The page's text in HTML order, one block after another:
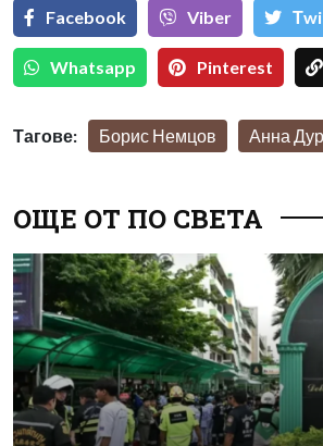
Facebook Viber
Whatsapp Pinterest
Тагове: Борис Немцов Анна
ОЩЕ ОТ ПО СВЕТА